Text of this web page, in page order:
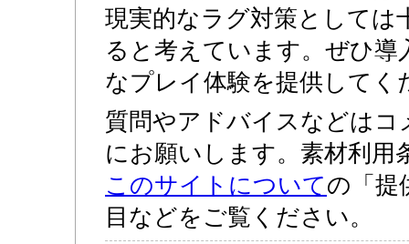
現実的なラグ対策としては
ると考えています。ぜひ導
なプレイ体験を提供してく
質問やアドバイスなどはコ
にお願いします。素材利用
このサイトについての「提
目などをご覧ください。